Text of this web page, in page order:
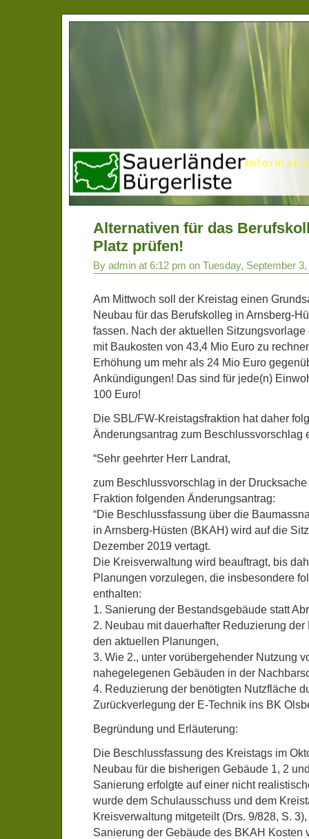
Alternativen für das
Platz prüfen!
By admin at 6:12 pm on Tuesday, September 3,
Am Mittwoch soll der Kreistag einen
Neubau für das Berufskolleg in Arnsberg-
fassen. Nach der aktuellen
mit Baukosten von 43,4 Mio Euro zu
Erhöhung um mehr als 24 Mio Euro
Ankündigungen! Das sind für jede(n)
100 Euro!
Die SBL/FW-Kreistagsfraktion hat daher
Änderungsantrag zum Beschlussvorschlag
“Sehr geehrter Herr Landrat,
zum Beschlussvorschlag in der
Fraktion folgenden Änderungsantrag:
“Die Beschlussfassung über die
in Arnsberg-Hüsten (BKAH) wird auf die
Dezember 2019 vertagt.
Die Kreisverwaltung wird beauftragt, bis
Planungen vorzulegen, die insbesondere
enthalten:
1. Sanierung der Bestandsgebäude statt
2. Neubau mit dauerhafter Reduzierung
den aktuellen Planungen,
3. Wie 2., unter vorübergehender Nutzung
nahegelegenen Gebäuden in der
4. Reduzierung der benötigten Nutzfläche
Zurückverlegung der E-Technik ins BK
Begründung und Erläuterung:
Die Beschlussfassung des Kreistags im
Neubau für die bisherigen Gebäude 1, 2
Sanierung erfolgte auf einer nicht
wurde dem Schulausschuss und dem
Kreisverwaltung mitgeteilt (Drs. 9/828, S.
Sanierung der Gebäude des BKAH Kosten